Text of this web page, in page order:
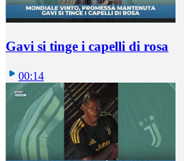
Gavi si tinge i capelli di rosa
00:14